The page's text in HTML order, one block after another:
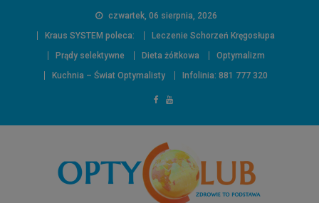
czwartek, 06 sierpnia, 2026
Kraus SYSTEM poleca:
Leczenie Schorzeń Kręgosłupa
Prądy selektywne
Dieta żółtkowa
Optymalizm
Kuchnia – Świat Optymalisty
Infolinia: 881 777 320